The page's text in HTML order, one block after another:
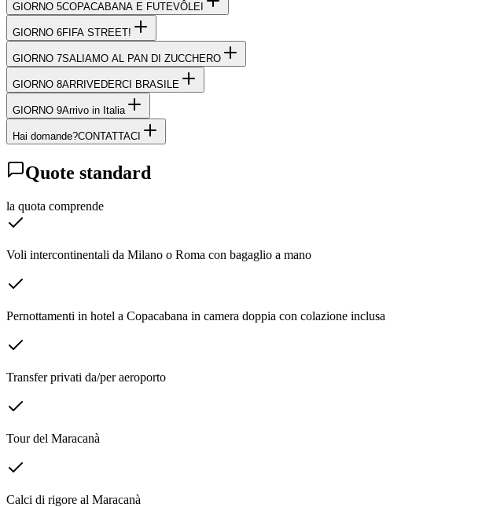
GIORNO 5COPACABANA E FUTEVÔLEI
GIORNO 6FIFA STREET!
GIORNO 7SALIAMO AL PAN DI ZUCCHERO
GIORNO 8ARRIVEDERCI BRASILE
GIORNO 9Arrivo in Italia
Hai domande?CONTATTACI
Quote standard
la quota comprende
Voli intercontinentali da Milano o Roma con bagaglio a mano
Pernottamenti in hotel a Copacabana in camera doppia con colazione inclusa
Transfer privati da/per aeroporto
Tour del Maracanà
Calci di rigore al Maracanà